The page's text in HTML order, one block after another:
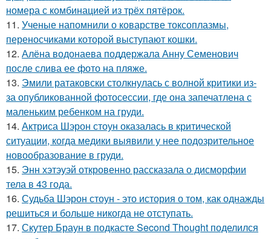
номера с комбинацией из трёх пятёрок.
11. Ученые напомнили о коварстве токсоплазмы,
переносчиками которой выступают кошки.
12. Алёна водонаева поддержала Анну Семенович
после слива ее фото на пляже.
13. Эмили ратаковски столкнулась с волной критики из-
за опубликованной фотосессии, где она запечатлена с
маленьким ребенком на груди.
14. Актриса Шэрон стоун оказалась в критической
ситуации, когда медики выявили у нее подозрительное
новообразование в груди.
15. Энн хэтэуэй откровенно рассказала о дисморфии
тела в 43 года.
16. Судьба Шэрон стоун - это история о том, как однажды
решиться и больше никогда не отступать.
17. Скутер Браун в подкасте Second Thought поделился